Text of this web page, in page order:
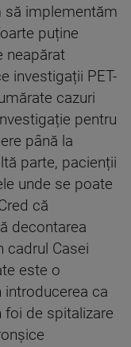
să implementăm
puține
neapărat
investigații PET-
cazuri
pentru
până la
parte, pacienții
unde se poate
că
decontarea
cadrul Casei
este o
introducerea ca
de spitalizare